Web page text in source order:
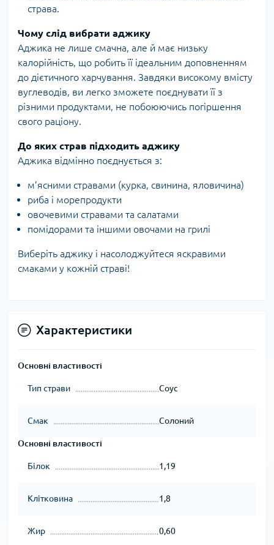
страва.
Чому слід вибрати аджику
Аджика не лише смачна, але й має низьку
калорійність, що робить її ідеальним доповненням
до дієтичного харчування. Завдяки високому вмісту
вуглеводів, ви легко зможете поєднувати її з
різними продуктами, не побоюючись погіршення
свого раціону.
До яких страв підходить аджику
Аджика відмінно поєднується з:
м’ясними стравами (курка, свинина, яловичина)
риба і морепродукти
овочевими стравами та салатами
помідорами та іншими овочами на грилі
Виберіть аджику і насолоджуйтеся яскравими
смаками у кожній страві!
Характеристики
Основні властивості
Тип страви Соус
Смак Солоний
Основні властивості
Білок 1,19
Клітковина 1,8
Жир 0,60